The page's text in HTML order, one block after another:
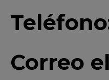
Correo